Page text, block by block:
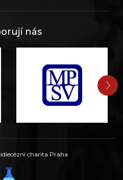
nás
charita Praha